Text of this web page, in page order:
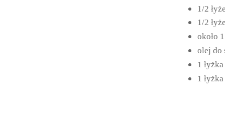
1/2
1/2
około
olej do
1 łyżka
1